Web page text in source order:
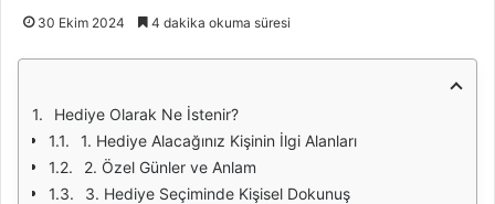
30 Ekim 2024 4 dakika okuma süresi
Hediye Olarak Ne İstenir?
1. Hediye Alacağınız Kişinin İlgi Alanları
2. Özel Günler ve Anlam
3. Hediye Seçiminde Kişisel Dokunuş